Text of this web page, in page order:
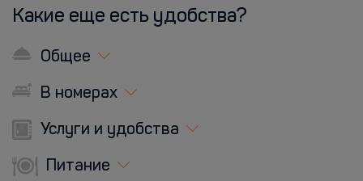
Какие еще есть удобства?
Общее
В номерах
Услуги и удобства
Питание